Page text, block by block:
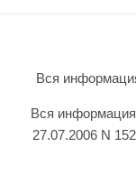
Вся
Вся
27.07.2006 N